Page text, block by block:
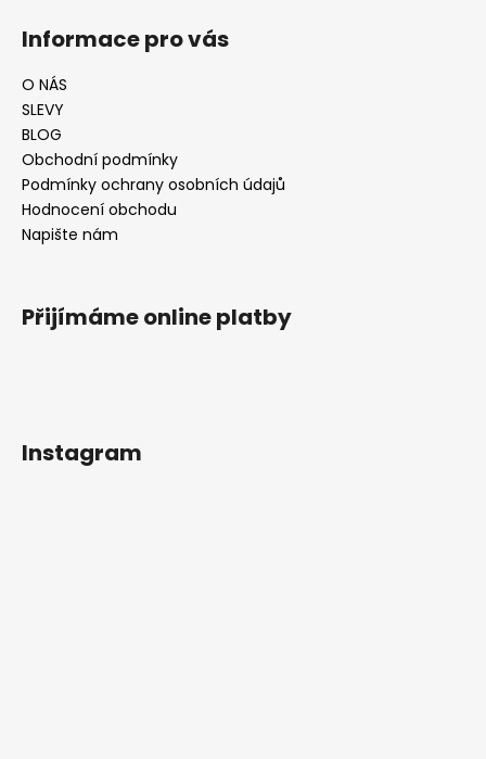
Informace pro vás
O NÁS
SLEVY
BLOG
Obchodní podmínky
Podmínky ochrany osobních údajů
Hodnocení obchodu
Napište nám
Přijímáme online platby
Instagram